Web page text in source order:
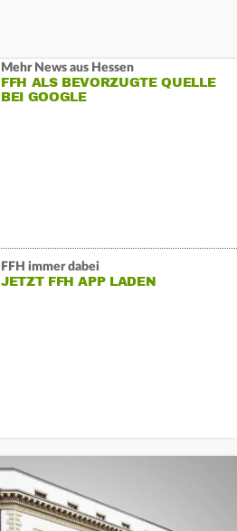
Mehr News aus Hessen
FFH ALS BEVORZUGTE QUELLE
BEI GOOGLE
FFH immer dabei
JETZT FFH APP LADEN